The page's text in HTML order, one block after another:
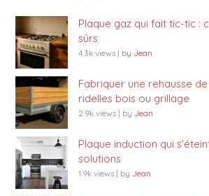
Plaque gaz qui fait tic-tic :
sûrs
4.3k views | by Jean
Fabriquer une rehausse
ridelles bois ou grillage
2.9k views | by Jean
Plaque induction qui
solutions
1.9k views | by Jean